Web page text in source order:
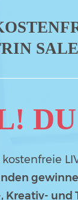
Kreativ- und